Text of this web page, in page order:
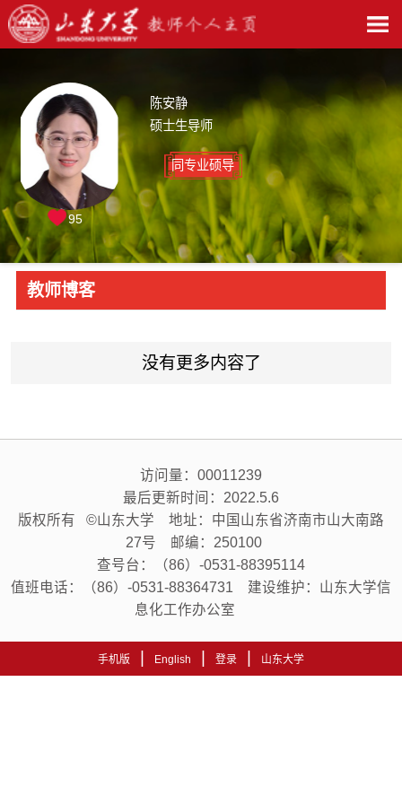
陈安静
硕士生导师
同专业硕导
95
教师博客
没有更多内容了
访问量： 00011239
最后更新时间： 2022.5.6
版权所有 ©山东大学 地址：中国山东省济南市山大南路
27号 邮编：250100
查号台：（86）-0531-88395114
值班电话：（86）-0531-88364731 建设维护：山东大学信
息化工作办公室
手机版 English 登录 山东大学